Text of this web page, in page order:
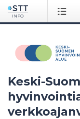
Keski-